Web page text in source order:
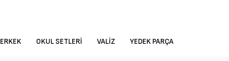
ERKEK OKUL SETLERI VALIZ YEDEK PARÇA